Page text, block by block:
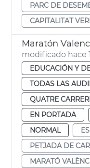
PARC DE
CAPITALITAT
modificado hace
EDUCACIÓN Y
TODAS LAS
QUATRE
EN PORTADA
NORMAL
PETJADA DE
MARATÓ